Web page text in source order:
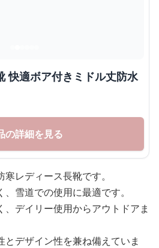
快適ボア付きミドル丈防水
の詳細を見る
レディース長靴です。
雪道での使用に最適です。
デイリー使用からアウトドアま
とデザイン性を兼ね備えていま